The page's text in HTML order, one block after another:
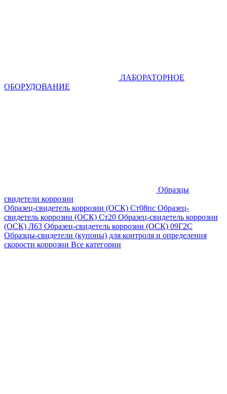
ЛАБОРАТОРНОЕ
ОБОРУДОВАНИЕ
Образцы
свидетели коррозии
Образец-свидетель коррозии (ОСК) Ст08пс Образец-
свидетель коррозии (ОСК) Ст20 Образец-свидетель коррозии
(ОСК) Л63 Образец-свидетель коррозии (ОСК) 09Г2С
Образцы-свидетели (купоны) для контроля и определения
скорости коррозии Все категории